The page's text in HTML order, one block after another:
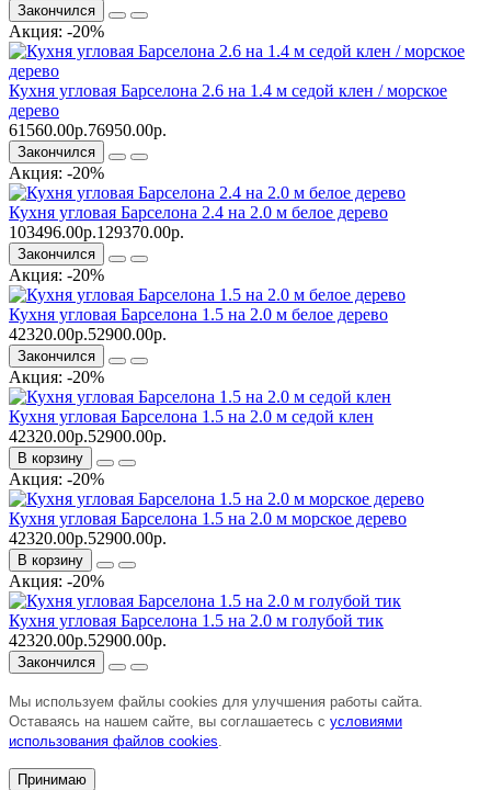
Закончился
Акция: -20%
Кухня угловая Барселона 2.6 на 1.4 м седой клен / морское
дерево
61560.00р.76950.00р.
Закончился
Акция: -20%
Кухня угловая Барселона 2.4 на 2.0 м белое дерево
103496.00р.129370.00р.
Закончился
Акция: -20%
Кухня угловая Барселона 1.5 на 2.0 м белое дерево
42320.00р.52900.00р.
Закончился
Акция: -20%
Кухня угловая Барселона 1.5 на 2.0 м седой клен
42320.00р.52900.00р.
В корзину
Акция: -20%
Кухня угловая Барселона 1.5 на 2.0 м морское дерево
42320.00р.52900.00р.
В корзину
Акция: -20%
Кухня угловая Барселона 1.5 на 2.0 м голубой тик
42320.00р.52900.00р.
Закончился
Мы используем файлы cookies для улучшения работы сайта.
Оставаясь на нашем сайте, вы соглашаетесь с условиями
использования файлов cookies.
Принимаю